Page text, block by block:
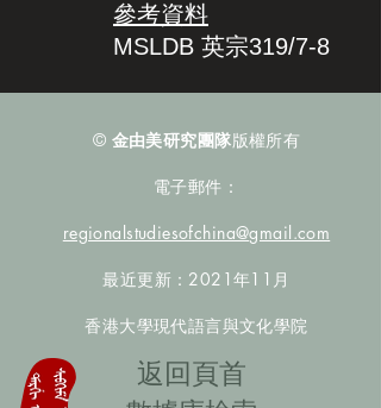
參考資料
MSLDB 英宗319/7-8
© 金由美研究團隊版權所有
電子郵件：
regionalstudiesofchina@gmail.com
最近更新：2021年11月
香港大學現代語言與文化學院
​返回頁首